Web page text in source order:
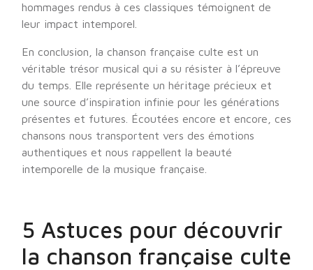
hommages rendus à ces classiques témoignent de
leur impact intemporel.
En conclusion, la chanson française culte est un
véritable trésor musical qui a su résister à l’épreuve
du temps. Elle représente un héritage précieux et
une source d’inspiration infinie pour les générations
présentes et futures. Écoutées encore et encore, ces
chansons nous transportent vers des émotions
authentiques et nous rappellent la beauté
intemporelle de la musique française.
5 Astuces pour découvrir
la chanson française culte